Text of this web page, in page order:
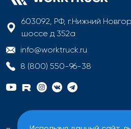
603092, РФ, г.Нижний
шоссе д 352а
info@worktruck.ru
8 (800) 550-96-38